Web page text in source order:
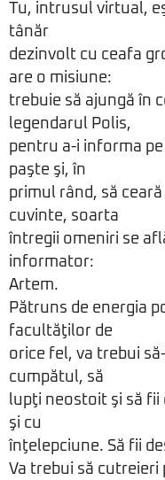
Tu, intrusul virtual,
tânăr
dezinvolt cu ceafa
are o misiune:
trebuie să ajungă în
legendarul Polis,
pentru a-i informa
paşte şi, în
primul rând, să
cuvinte, soarta
întregii omeniri se
informator:
Artem.
Pătruns de energia
facultăţilor de
orice fel, va trebui
cumpătul, să
lupţi neostoit şi să fii
şi cu
înţelepciune. Să fii
Va trebui să